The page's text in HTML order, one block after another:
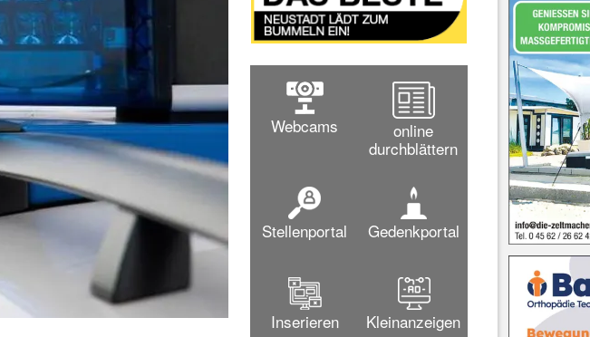
Webcams
online
durchblättern
Stellenportal Gedenkportal
Inserieren Kleinanzeigen